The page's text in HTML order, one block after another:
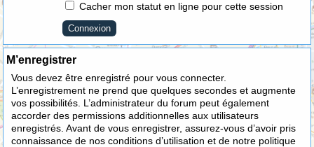
Cacher mon statut en ligne pour cette session
M’enregistrer
Vous devez être enregistré pour vous connecter.
L’enregistrement ne prend que quelques secondes et augmente
vos possibilités. L’administrateur du forum peut également
accorder des permissions additionnelles aux utilisateurs
enregistrés. Avant de vous enregistrer, assurez-vous d’avoir pris
connaissance de nos conditions d’utilisation et de notre politique